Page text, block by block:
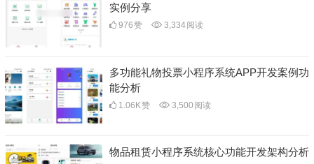
实例分享
976赞 3,334阅读
多功能礼物投票小程序系统APP开发案例功
能分析
1.06K赞 3,500 阅读
物品租赁小程序系统核心功能开发架构分析